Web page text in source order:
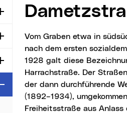
Aufklappen
Aufklappen
Aufklappen
Zuklappen
Vom Graben etwa in südsüdöstlicher Richtung zum Hessenplatz verlaufend. Benannt 1945
nach dem ersten
1928 galt diese
Harrachstraße. Der
der dann durchführende
(1892–1934),
Freiheitsstraße aus Anlass